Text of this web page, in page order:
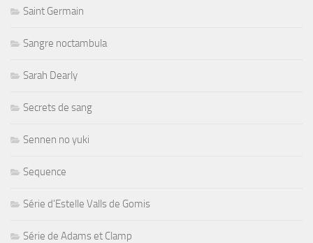
Saint Germain
Sangre noctambula
Sarah Dearly
Secrets de sang
Sennen no yuki
Sequence
Série d'Estelle Valls de Gomis
Série de Adams et Clamp